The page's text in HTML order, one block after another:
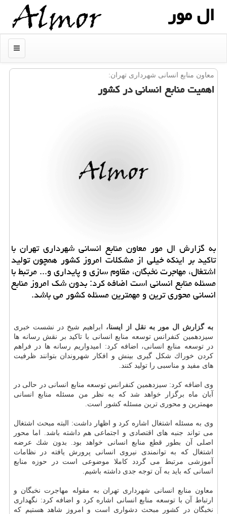
ال مور
منو
معاون منابع انسانی شهرداری تهران:
اهمیت منابع انسانی در كشور
به گزارش ال مور معاون منابع انسانی شهرداری تهران با
تاكید بر اینكه خیلی از مشكلات امروز كشور همچون تولید
اشتغال، مهاجرت نخبگان، مقاوم سازی و پایداری و... مرتبط با
مسئله منابع انسانی است اضافه كرد: بدون شك امروز منابع
انسانی محوری ترین و مهمترین مسئله كشور می باشد.
به گزارش ال مور به نقل از ایسنا، ابراهیم شیخ در نشست خبری
سیزدهمین كنفرانس توسعه منابع انسانی با تاكید بر نقش رسانه ها
در توسعه منابع انسانی، اضافه كرد: امیدواریم رسانه ها در فراهم
كردن خوراك شكل گیری بینش و افكار شهروندان بتوانند ظرفیت
های مفید و مناسبی را تولید كنند.
وی اضافه كرد: سیزدهمین كنفرانس توسعه منابع انسانی در حالی در
آبان ماه برگزار خواهد شد كه به نظر من مسئله منابع انسانی
مهمترین و محوری ترین مسئله كشور است.
وی به مسئله اشتغال اشاره كرد و اظهار داشت: البته مبحث اشتغال
می تواند جنبه های اقتصادی و اجتماعی هم داشته باشد. اما محور
اصلی آن بطور قطع منابع انسانی خواهد بود. بدون شك عرضه
اشتغال كه به توانمندی نیروی انسانی پرورش یافته در نظامات
آموزشی مرتبط می گردد كاملا موضوعی است در حوزه منابع
انسانی كه باید به آن توجه جدی داشته باشیم.
معاون منابع انسانی شهرداری تهران به مقوله مهاجرت نخبگان و
ارتباط آن با توسعه منابع انسانی اشاره كرد و اضافه كرد: نگهداری
نخبگان در كشور مبحث دشواری است و امروز شاهد هستیم كه